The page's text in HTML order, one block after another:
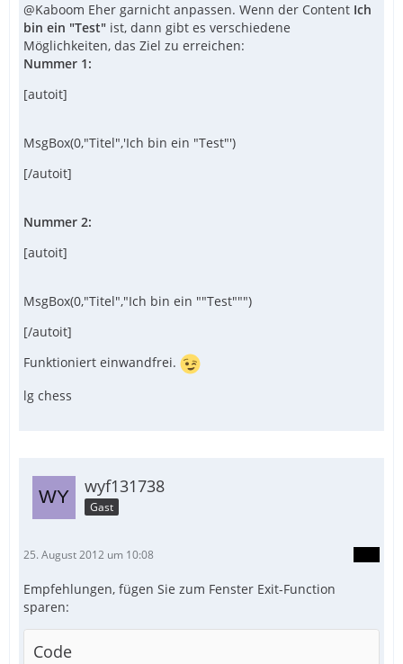
@Kaboom Eher garnicht anpassen. Wenn der Content Ich
bin ein "Test" ist, dann gibt es verschiedene
Möglichkeiten, das Ziel zu erreichen:
Nummer 1:
[autoit]
MsgBox(0,"Titel",'Ich bin ein "Test"')
[/autoit]
Nummer 2:
[autoit]
MsgBox(0,"Titel","Ich bin ein ""Test""")
[/autoit]
Funktioniert einwandfrei.
lg chess
wyf131738
Gast
25. August 2012 um 10:08
Empfehlungen, fügen Sie zum Fenster Exit-Function
sparen:
Code